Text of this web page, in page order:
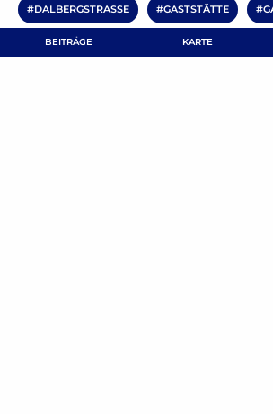
BEITRÄGE KARTE
DALBERGSTRASSE GASTSTÄTTE